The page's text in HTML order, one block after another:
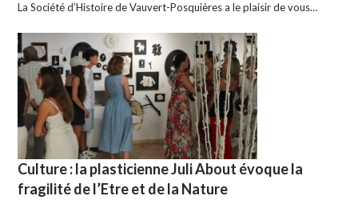
La Société d’Histoire de Vauvert-Posquières a le plaisir de vous…
Culture : la plasticienne Juli About évoque la
fragilité de l’Etre et de la Nature